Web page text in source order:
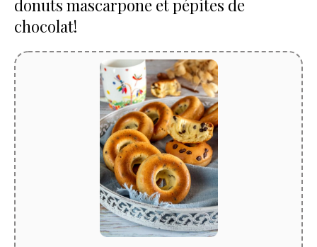
donuts mascarpone et pépites de
chocolat!